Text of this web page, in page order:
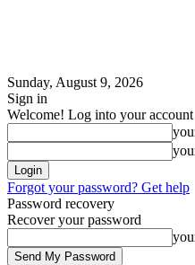
Sunday, August 9, 2026
Sign in
Welcome! Log into your account
Forgot your password? Get help
Password recovery
Recover your password